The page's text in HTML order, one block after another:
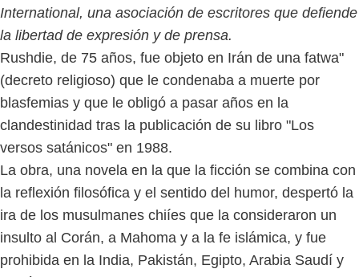
International, una asociación de escritores que defiende
la libertad de expresión y de prensa.
Rushdie, de 75 años, fue objeto en Irán de una fatwa"
(decreto religioso) que le condenaba a muerte por
blasfemias y que le obligó a pasar años en la
clandestinidad tras la publicación de su libro "Los
versos satánicos" en 1988.
La obra, una novela en la que la ficción se combina con
la reflexión filosófica y el sentido del humor, despertó la
ira de los musulmanes chiíes que la consideraron un
insulto al Corán, a Mahoma y a la fe islámica, y fue
prohibida en la India, Pakistán, Egipto, Arabia Saudí y